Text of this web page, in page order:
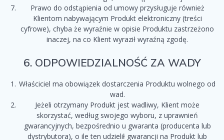
Prawo do odstąpienia od umowy przysługuje również
Klientom nabywającym Produkt elektroniczny (treści
cyfrowe), chyba że wyraźnie w opisie Produktu zastrzeżono
inaczej, na co Klient wyraził wyraźną zgodę.
6. ODPOWIEDZIALNOŚĆ ZA WADY
Właściciel ma obowiązek dostarczenia Produktu wolnego od
wad.
Jeżeli otrzymany Produkt jest wadliwy, Klient może
skorzystać, według swojego wyboru, z uprawnień
gwarancyjnych, bezpośrednio u gwaranta (producenta lub
dystrybutora), o ile ten udzielił gwarancji na Produkt lub